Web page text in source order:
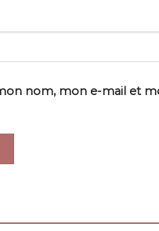
nom, mon e-mail et